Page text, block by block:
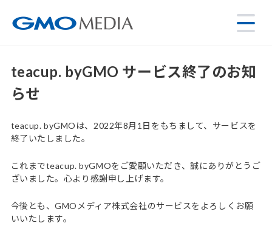
teacup. byGMO サービス終了のお知
らせ
teacup. byGMOは、2022年8月1日をもちまして、サービスを
終了いたしました。
これまでteacup. byGMOをご愛顧いただき、誠にありがとうご
ざいました。心より感謝申し上げます。
今後とも、GMOメディア株式会社のサービスをよろしくお願
いいたします。